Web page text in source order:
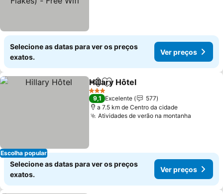
Selecione as datas para ver os preços
exatos.
Ver preços
Escolha popular
PartilharAdicionar aos favoritos
Hillary Hôtel
3 Estrelas
9,1 Excelente
577
a 7.5 km de Centro da cidade
Atividades de verão na montanha
Selecione as datas para ver os preços
exatos.
Ver preços